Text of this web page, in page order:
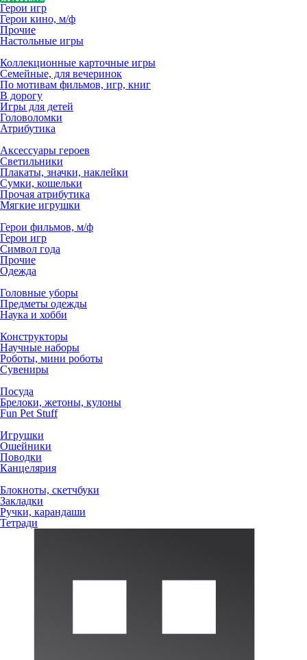
Герои игр
Герои кино, м/ф
Прочие
Настольные игры
Коллекционные карточные игры
Семейные, для вечеринок
По мотивам фильмов, игр, книг
В дорогу
Игры для детей
Головоломки
Атрибутика
Аксессуары героев
Светильники
Плакаты, значки, наклейки
Сумки, кошельки
Прочая атрибутика
Мягкие игрушки
Герои фильмов, м/ф
Герои игр
Символ года
Прочие
Одежда
Головные уборы
Предметы одежды
Наука и хобби
Конструкторы
Научные наборы
Роботы, мини роботы
Сувениры
Посуда
Брелоки, жетоны, кулоны
Fun Pet Stuff
Игрушки
Ошейники
Поводки
Канцелярия
Блокноты, скетчбуки
Закладки
Ручки, карандаши
Тетради